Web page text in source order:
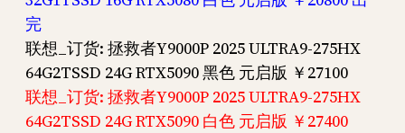
完
联想_订货: 拯救者Y9000P 2025 ULTRA9-275HX
64G2TSSD 24G RTX5090 黑色 元启版 ￥27100
联想_订货: 拯救者Y9000P 2025 ULTRA9-275HX
64G2TSSD 24G RTX5090 白色 元启版 ￥27400